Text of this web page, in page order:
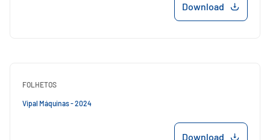
Download
FOLHETOS
Vipal Máquinas - 2024
Download